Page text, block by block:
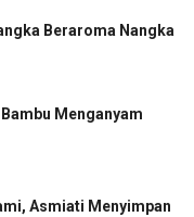
Beraroma Nangka
Menganyam
Asmiati Menyimpan